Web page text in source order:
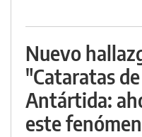
Nuevo
"Cataratas
Antártida:
este